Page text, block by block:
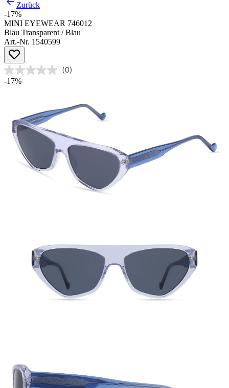
Zurück
-17%
MINI EYEWEAR 746012
Blau Transparent / Blau
Art.-Nr. 1540599
(0)
-17%